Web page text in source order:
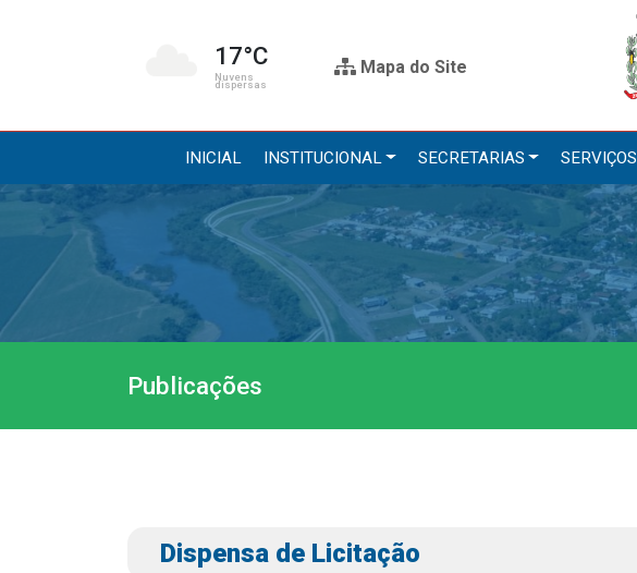
17°C
Nuvens
dispersas
Mapa do Site
INICIAL INSTITUCIONAL SECRETARIAS SERVIÇOS
Institucional
A Prefeitura
Gabinete do Prefeito
História do Município
Secretarias
Administração
Agricultura e Meio Ambiente
Publicações
Dispensa de Licitação